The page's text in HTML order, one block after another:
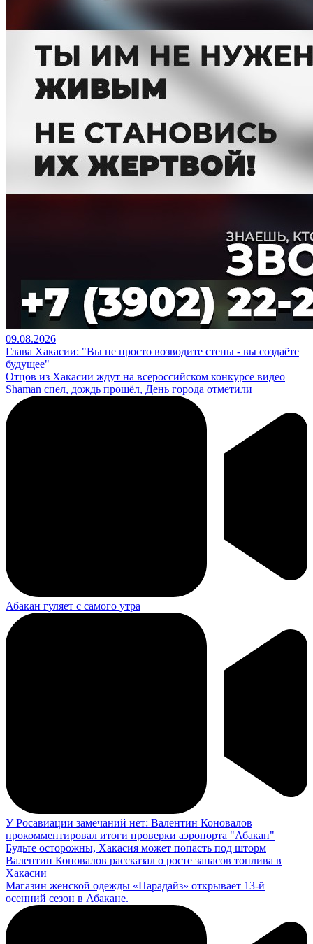
09.08.2026
Глава Хакасии: "Вы не просто возводите стены - вы создаёте
будущее"
Отцов из Хакасии ждут на всероссийском конкурсе видео
Shaman спел, дождь прошёл, День города отметили
Абакан гуляет с самого утра
У Росавиации замечаний нет: Валентин Коновалов
прокомментировал итоги проверки аэропорта "Абакан"
Будьте осторожны, Хакасия может попасть под шторм
Валентин Коновалов рассказал о росте запасов топлива в
Хакасии
Магазин женской одежды «Парадайз» открывает 13-й
осенний сезон в Абакане.